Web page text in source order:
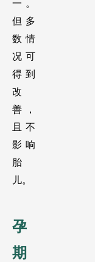
一。
但多
数情
况可
得到
改
善，
且不
影响
胎
儿。
孕
期